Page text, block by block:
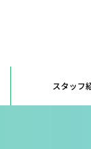
スタッフ